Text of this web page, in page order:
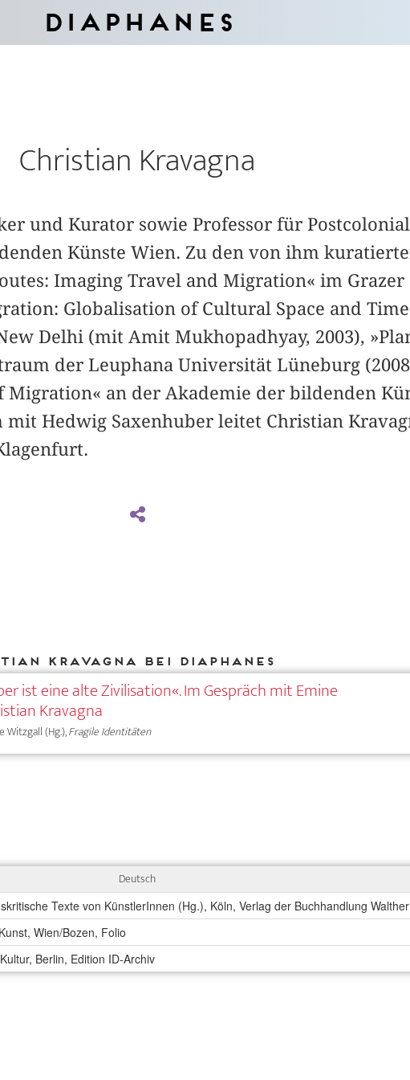
Diaphanes
Christian Kravagna
und Kurator sowie Professor für
Künste Wien. Zu den von ihm
Imaging Travel and Migration« im Grazer
Globalisation of Cultural Space and
Delhi (mit Amit Mukhopadhyay, 2003),
der Leuphana Universität Lüneburg
Migration« an der Akademie der bildenden
mit Hedwig Saxenhuber leitet Christian
Kravagna bei DIAPHANES
ist eine alte Zivilisation«. Im Gespräch mit Emine
Kravagna
Witzgall (Hg.),Fragile Identitäten
Deutsch
Texte von KünstlerInnen (Hg.), Köln, Verlag der Buchhandlung
Wien/Bozen, Folio
Berlin, Edition ID-Archiv